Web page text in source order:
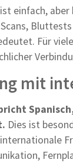
einfach,
Für
mit
Dies ist